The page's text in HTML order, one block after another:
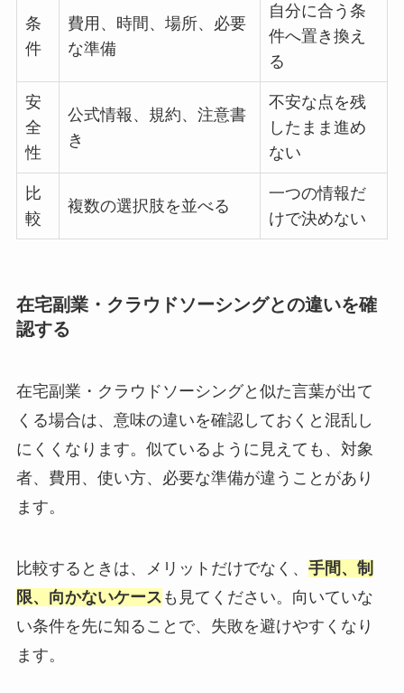
条
件
費用、時間、場所、必要
な準備
自分に合う条
件へ置き換え
る
安
全
性
公式情報、規約、注意書
き
不安な点を残
したまま進め
ない
比
較
複数の選択肢を並べる
一つの情報だ
けで決めない
在宅副業・クラウドソーシングとの違いを確
認する
在宅副業・クラウドソーシングと似た言葉が出て
くる場合は、意味の違いを確認しておくと混乱し
にくくなります。似ているように見えても、対象
者、費用、使い方、必要な準備が違うことがあり
ます。
比較するときは、メリットだけでなく、 手間、制
限、向かないケース も見てください。向いていな
い条件を先に知ることで、失敗を避けやすくなり
ます。